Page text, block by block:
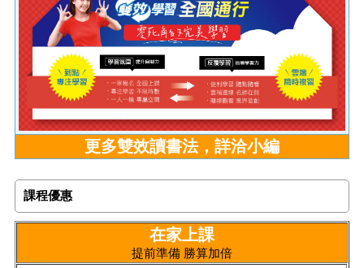
更多雙效讀書法，詳洽小編
課程優惠
在家上課
提前準備 勝算加倍